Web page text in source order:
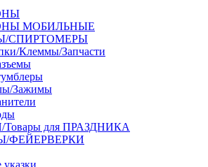
МОБИЛЬНЫЕ
СПИРТОМЕРЫ
Клеммы/Запчасти
Зажимы
для ПРАЗДНИКА
ФЕЙЕРВЕРКИ